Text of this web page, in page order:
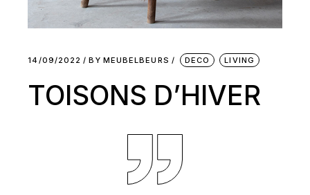
14/09/2022 BY MEUBELBEURS DECO LIVING
TOISONS D’HIVER